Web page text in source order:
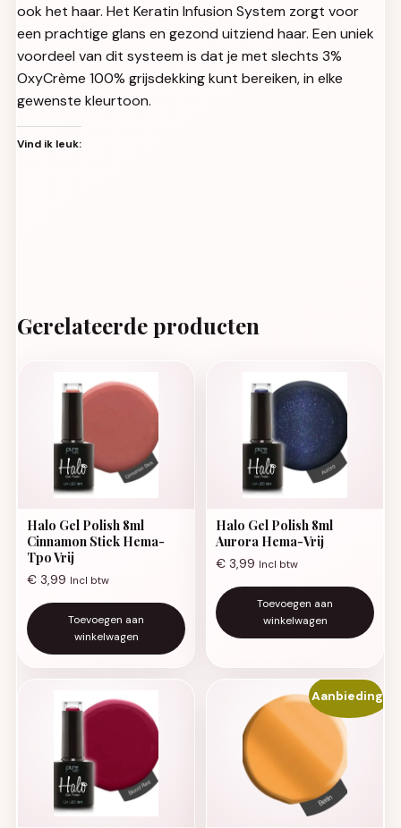
ook het haar. Het Keratin Infusion System zorgt voor
een prachtige glans en gezond uitziend haar. Een uniek
voordeel van dit systeem is dat je met slechts 3%
OxyCrème 100% grijsdekking kunt bereiken, in elke
gewenste kleurtoon.
Vind ik leuk:
Gerelateerde producten
Halo Gel Polish 8ml
Cinnamon Stick Hema-
Tpo Vrij
€ 3,99 Incl btw
Toevoegen aan
winkelwagen
Halo Gel Polish 8ml
Aurora Hema-Vrij
€ 3,99 Incl btw
Toevoegen aan
winkelwagen
Aanbieding!